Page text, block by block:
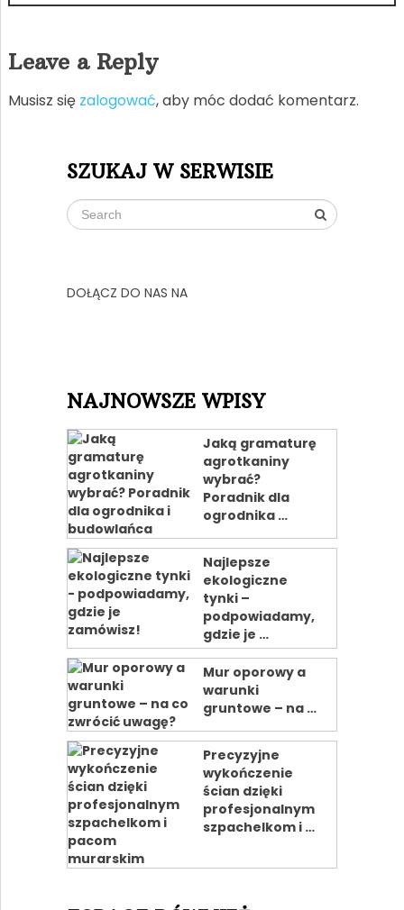
Leave a Reply
Musisz się zalogować, aby móc dodać komentarz.
SZUKAJ W SERWISIE
DOŁĄCZ DO NAS NA
NAJNOWSZE WPISY
Jaką gramaturę
agrotkaniny
wybrać?
Poradnik dla
ogrodnika …
Najlepsze
ekologiczne
tynki –
podpowiadamy,
gdzie je …
Mur oporowy a
warunki
gruntowe – na …
Precyzyjne
wykończenie
ścian dzięki
profesjonalnym
szpachelkom i …